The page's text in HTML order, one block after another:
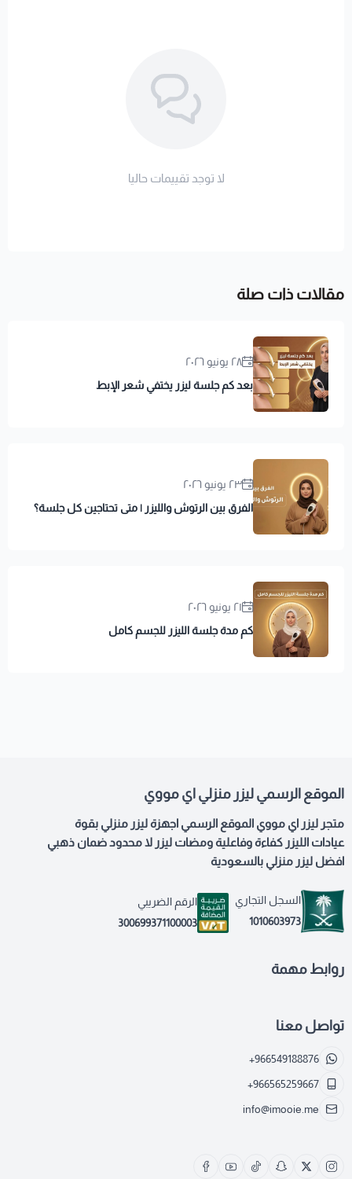
لا توجد تقييمات حاليا
مقالات ذات صلة
٢٨ يونيو ٢٠٢٦
بعد كم جلسة ليزر يختفي شعر الإبط
٢٣ يونيو ٢٠٢٦
الفرق بين الرتوش والليزر | متى تحتاجين كل جلسة؟
٢١ يونيو ٢٠٢٦
كم مدة جلسة الليزر للجسم كامل
الموقع الرسمي ليزر منزلي اي مووي
متجر ليزر اي مووي الموقع الرسمي اجهزة ليزر منزلي بقوة
عيادات الليزر كفاءة وفاعلية ومضات ليزر لا محدود ضمان ذهبي
افضل ليزر منزلي بالسعودية
السجل التجاري
1010603973
الرقم الضريبي
300699371100003
روابط مهمة
تواصل معنا
+966549188876
+966565259667
info@imooie.me